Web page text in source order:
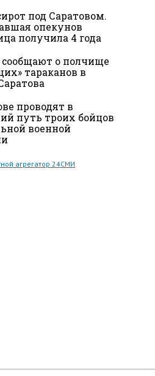
под Саратовом.
опекунов
получила 4 года
о полчище
тараканов в
проводят в
путь троих бойцов
военной
агрегатор 24СМИ